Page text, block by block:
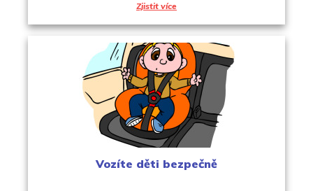
Zjistit více
Vozíte děti bezpečně